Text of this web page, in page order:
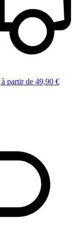
à partir de 49,90 €